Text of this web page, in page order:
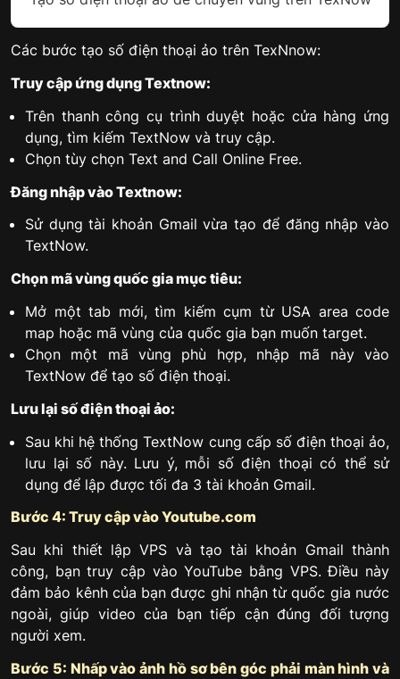
Các bước tạo số điện thoại ảo trên TexNnow:
Truy cập ứng dụng Textnow:
Trên thanh công cụ trình duyệt hoặc cửa hàng ứng
dụng, tìm kiếm TextNow và truy cập.
Chọn tùy chọn Text and Call Online Free.
Đăng nhập vào Textnow:
Sử dụng tài khoản Gmail vừa tạo để đăng nhập vào
TextNow.
Chọn mã vùng quốc gia mục tiêu:
Mở một tab mới, tìm kiếm cụm từ USA area code
map hoặc mã vùng của quốc gia bạn muốn target.
Chọn một mã vùng phù hợp, nhập mã này vào
TextNow để tạo số điện thoại.
Lưu lại số điện thoại ảo:
Sau khi hệ thống TextNow cung cấp số điện thoại ảo,
lưu lại số này. Lưu ý, mỗi số điện thoại có thể sử
dụng để lập được tối đa 3 tài khoản Gmail.
Bước 4: Truy cập vào Youtube.com
Sau khi thiết lập VPS và tạo tài khoản Gmail thành
công, bạn truy cập vào YouTube bằng VPS. Điều này
đảm bảo kênh của bạn được ghi nhận từ quốc gia nước
ngoài, giúp video của bạn tiếp cận đúng đối tượng
người xem.
Bước 5: Nhấp vào ảnh hồ sơ bên góc phải màn hình và